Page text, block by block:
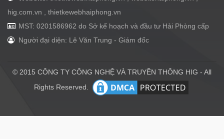
hig.com.vn , thietkewebhaiphong.vn
MST: 0201586962 do Sở kế hoạch và đầu tư Hải Phòng cấp
Người đại diện: Lê Văn Trung - Giám đốc
© 2015 CÔNG TY CÔNG NGHỆ VÀ TRUYỀN THÔNG HIG - All
Rights Reserved.